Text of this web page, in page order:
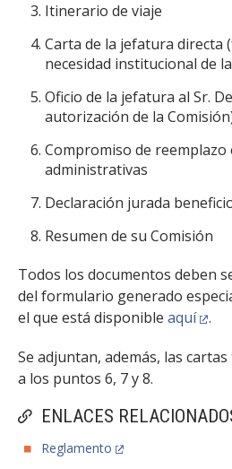
Académicas/os
ENLACES
Reglamento
Itinerario de viaje
Carta de la jefatura directa
necesidad institucional de
Oficio de la jefatura al Sr.
autorización de la
Compromiso de reemplazo
administrativas
Declaración jurada
Resumen de su Comisión
Todos los documentos deben
del formulario generado
el que está disponible aquí
.
Se adjuntan, además, las
a los puntos 6, 7 y 8.